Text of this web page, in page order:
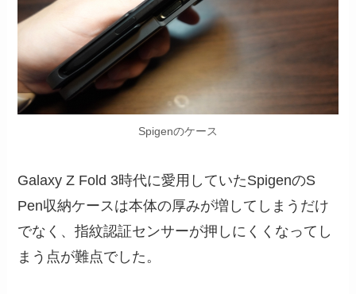
Spigenのケース
Galaxy Z Fold 3時代に愛用していたSpigenのS
Pen収納ケースは本体の厚みが増してしまうだけ
でなく、指紋認証センサーが押しにくくなってし
まう点が難点でした。